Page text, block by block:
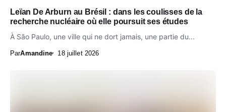
Leïan De Arburn au Brésil : dans les coulisses de la
recherche nucléaire où elle poursuit ses études
À São Paulo, une ville qui ne dort jamais, une partie du...
ParAmandine 18 juillet 2026